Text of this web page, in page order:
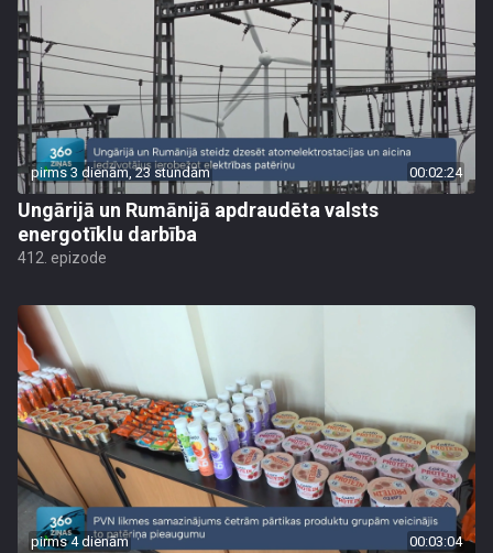
pirms 3 dienām, 23 stundām 00:02:24
Ungārijā un Rumānijā apdraudēta valsts
energotīklu darbība
412. epizode
pirms 4 dienām 00:03:04